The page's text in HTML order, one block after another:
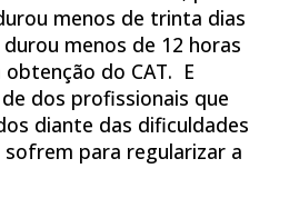
menos de trinta dias
menos de 12 horas
do CAT. E
dos profissionais que
diante das dificuldades
para regularizar a